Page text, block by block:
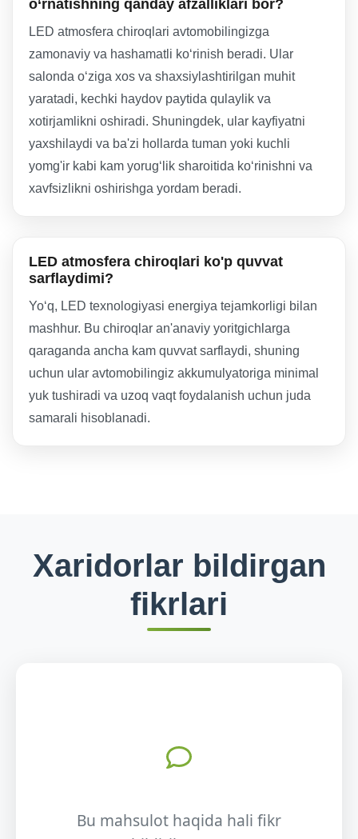
o‘rnatishning qanday afzalliklari bor?
LED atmosfera chiroqlari avtomobilingizga
zamonaviy va hashamatli ko‘rinish beradi. Ular
salonda o‘ziga xos va shaxsiylashtirilgan muhit
yaratadi, kechki haydov paytida qulaylik va
xotirjamlikni oshiradi. Shuningdek, ular kayfiyatni
yaxshilaydi va ba'zi hollarda tuman yoki kuchli
yomg'ir kabi kam yorug‘lik sharoitida ko‘rinishni va
xavfsizlikni oshirishga yordam beradi.
LED atmosfera chiroqlari ko'p quvvat
sarflaydimi?
Yo‘q, LED texnologiyasi energiya tejamkorligi bilan
mashhur. Bu chiroqlar an'anaviy yoritgichlarga
qaraganda ancha kam quvvat sarflaydi, shuning
uchun ular avtomobilingiz akkumulyatoriga minimal
yuk tushiradi va uzoq vaqt foydalanish uchun juda
samarali hisoblanadi.
Xaridorlar bildirgan
fikrlari
Bu mahsulot haqida hali fikr